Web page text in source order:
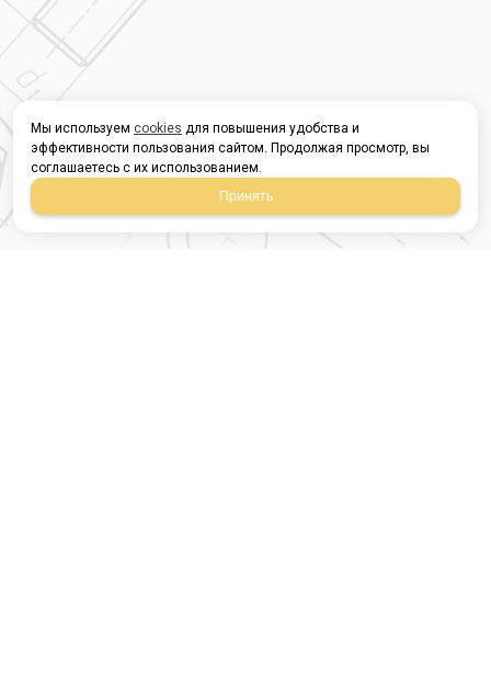
Мы используем cookies для повышения удобства и
эффективности пользования сайтом. Продолжая просмотр, вы
соглашаетесь с их использованием.
Принять